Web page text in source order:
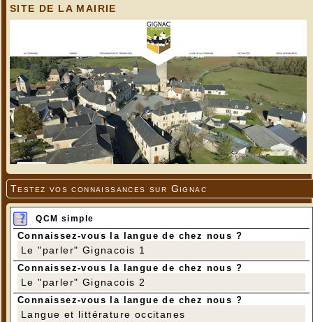
SITE DE LA MAIRIE
Testez vos connaissances sur Gignac
QCM simple
Connaissez-vous la langue de chez nous ?
Le "parler" Gignacois 1
Connaissez-vous la langue de chez nous ?
Le "parler" Gignacois 2
Connaissez-vous la langue de chez nous ?
Langue et littérature occitanes